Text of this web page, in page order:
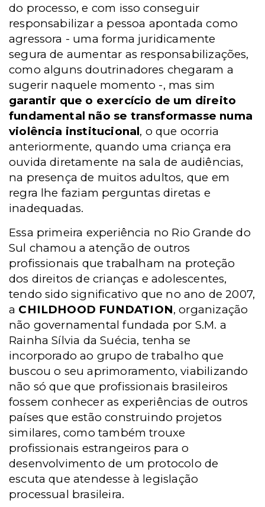
do processo, e com isso conseguir
responsabilizar a pessoa apontada como
agressora - uma forma juridicamente
segura de aumentar as responsabilizações,
como alguns doutrinadores chegaram a
sugerir naquele momento -, mas sim
garantir que o exercício de um direito
fundamental não se transformasse numa
violência institucional, o que ocorria
anteriormente, quando uma criança era
ouvida diretamente na sala de audiências,
na presença de muitos adultos, que em
regra lhe faziam perguntas diretas e
inadequadas.
Essa primeira experiência no Rio Grande do
Sul chamou a atenção de outros
profissionais que trabalham na proteção
dos direitos de crianças e adolescentes,
tendo sido significativo que no ano de 2007,
a CHILDHOOD FUNDATION, organização
não governamental fundada por S.M. a
Rainha Sílvia da Suécia, tenha se
incorporado ao grupo de trabalho que
buscou o seu aprimoramento, viabilizando
não só que que profissionais brasileiros
fossem conhecer as experiências de outros
países que estão construindo projetos
similares, como também trouxe
profissionais estrangeiros para o
desenvolvimento de um protocolo de
escuta que atendesse à legislação
processual brasileira.